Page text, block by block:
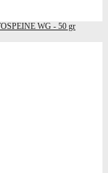
WG - 50 gr